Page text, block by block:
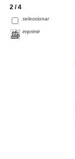
2 / 4
seleccionar
imprimir